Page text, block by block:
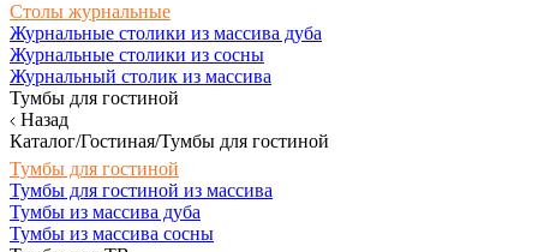
Столы журнальные
Журнальные столики из массива дуба
Журнальные столики из сосны
Журнальный столик из массива
Тумбы для гостиной
Назад
Каталог/Гостиная/Тумбы для гостиной
Тумбы для гостиной
Тумбы для гостиной из массива
Тумбы из массива дуба
Тумбы из массива сосны